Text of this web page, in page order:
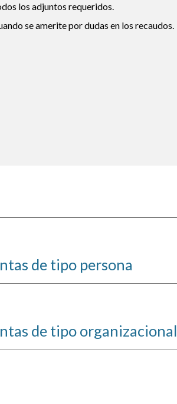
los adjuntos requeridos.
se amerite por dudas en los recaudos.
de tipo persona
de tipo organizacional